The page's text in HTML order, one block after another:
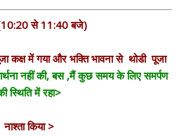
से 11:40 बजे)
कक्ष में गया और भक्ति भावना से थोडी पूजा
नहीं की, बस ,मैं कुछ समय के लिए समर्पण
स्थिति में रहा>
नाश्ता किया >